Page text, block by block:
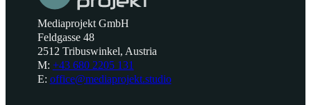
Mediaprojekt GmbH
Feldgasse 48
2512 Tribuswinkel, Austria
M: +43 680 2205 131
E: office@mediaprojekt.studio